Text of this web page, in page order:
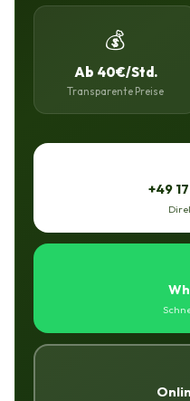
💰
Ab 40€/Std.
Transparente Preise
+49